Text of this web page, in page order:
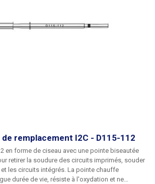
remplacement I2C - D115-112
en forme de ciseau avec une pointe biseautée
retirer la soudure des circuits imprimés, souder
les circuits intégrés. La pointe chauffe
durée de vie, résiste à l'oxydation et ne